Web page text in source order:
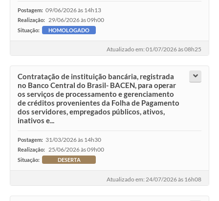
Postagem: 09/06/2026 às 14h13
Realização: 29/06/2026 às 09h00
Situação: HOMOLOGADO
Atualizado em: 01/07/2026 às 08h25
Contratação de instituição bancária, registrada
no Banco Central do Brasil- BACEN, para operar
os serviços de processamento e gerenciamento
de créditos provenientes da Folha de Pagamento
dos servidores, empregados públicos, ativos,
inativos e...
Postagem: 31/03/2026 às 14h30
Realização: 25/06/2026 às 09h00
Situação: DESERTA
Atualizado em: 24/07/2026 às 16h08